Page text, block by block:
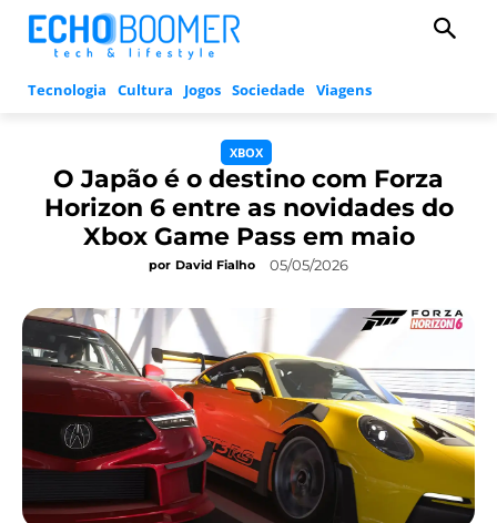
Tecnologia Cultura Jogos Sociedade Viagens
XBOX
O Japão é o destino com Forza
Horizon 6 entre as novidades do
Xbox Game Pass em maio
por David Fialho 05/05/2026